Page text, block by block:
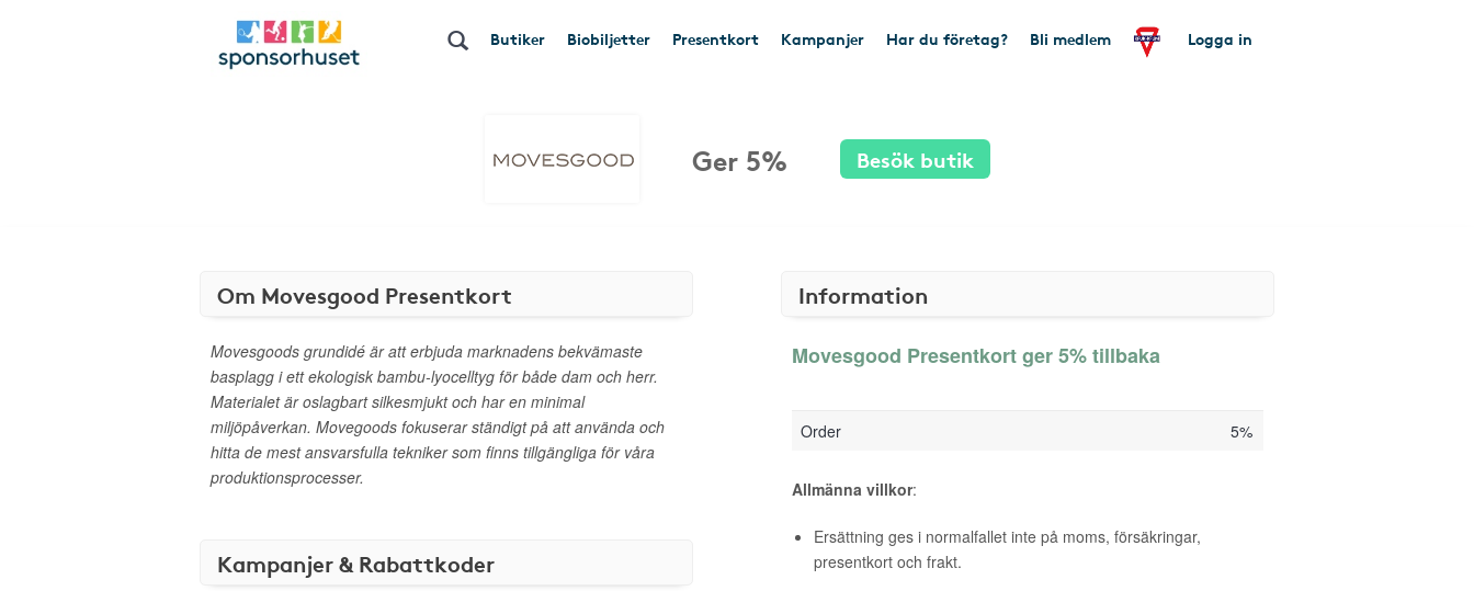
Butiker Biobiljetter Presentkort Kampanjer Har du företag? Bli medlem Logga in
Ger 5% Besök butik
Om Movesgood Presentkort
Movesgoods grundidé är att erbjuda marknadens bekvämaste
basplagg i ett ekologisk bambu-lyocelltyg för både dam och herr.
Materialet är oslagbart silkesmjukt och har en minimal
miljöpåverkan. Movegoods fokuserar ständigt på att använda och
hitta de mest ansvarsfulla tekniker som finns tillgängliga för våra
produktionsprocesser.
Kampanjer & Rabattkoder
Information
Movesgood Presentkort ger 5% tillbaka
Order 5%
Allmänna villkor:
Ersättning ges i normalfallet inte på moms, försäkringar,
presentkort och frakt.